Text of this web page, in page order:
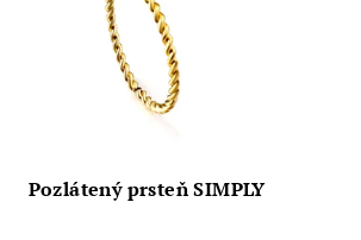
Pozlátený prsteň SIMPLY